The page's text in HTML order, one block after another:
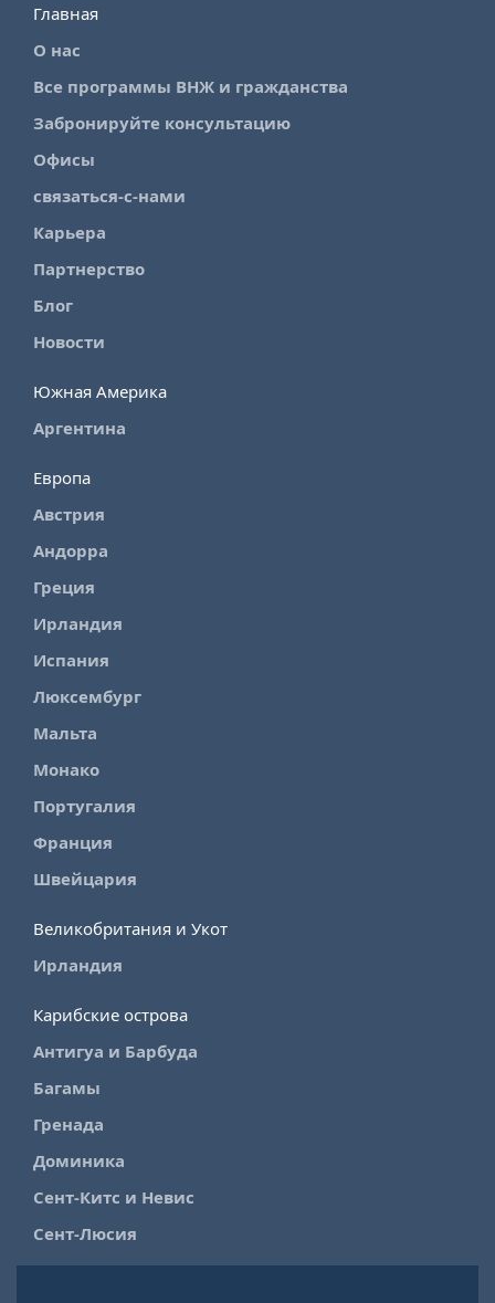
Главная
О нас
Все программы ВНЖ и гражданства
Забронируйте консультацию
Офисы
связаться-с-нами
Карьера
Партнерство
Блог
Новости
Южная Америка
Аргентина
Европа
Австрия
Андорра
Греция
Ирландия
Испания
Люксембург
Мальта
Монако
Португалия
Франция
Швейцария
Великобритания и Укот
Ирландия
Карибские острова
Антигуа и Барбуда
Багамы
Гренада
Доминика
Сент-Китс и Невис
Сент-Люсия